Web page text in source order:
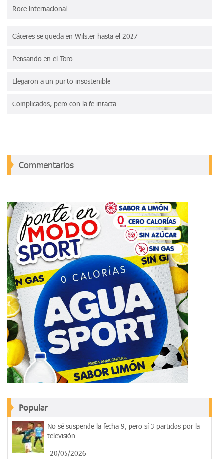
Roce internacional
Cáceres se queda en Wilster hasta el 2027
Pensando en el Toro
Llegaron a un punto insostenible
Complicados, pero con la fe intacta
Commentarios
Popular
No sé suspende la fecha 9, pero sí 3 partidos por la
televisión
20/05/2026